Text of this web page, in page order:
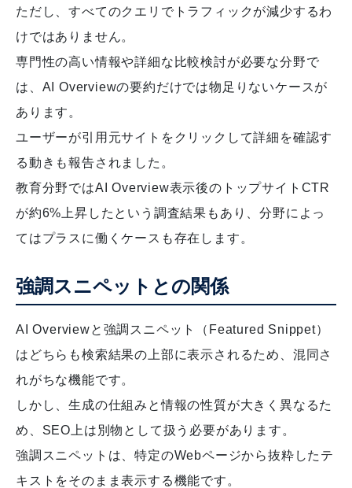
ただし、すべてのクエリでトラフィックが減少するわ
けではありません。
専門性の高い情報や詳細な比較検討が必要な分野で
は、AI Overviewの要約だけでは物足りないケースが
あります。
ユーザーが引用元サイトをクリックして詳細を確認す
る動きも報告されました。
教育分野ではAI Overview表示後のトップサイトCTR
が約6%上昇したという調査結果もあり、分野によっ
てはプラスに働くケースも存在します。
強調スニペットとの関係
AI Overviewと強調スニペット（Featured Snippet）
はどちらも検索結果の上部に表示されるため、混同さ
れがちな機能です。
しかし、生成の仕組みと情報の性質が大きく異なるた
め、SEO上は別物として扱う必要があります。
強調スニペットは、特定のWebページから抜粋したテ
キストをそのまま表示する機能です。